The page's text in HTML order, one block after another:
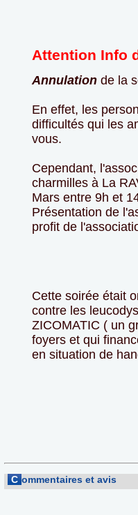
Attention Info
Annulation de la
En effet, les
difficultés qui les
vous.
Cependant,
charmilles à La
Mars entre 9h et
Présentation de
profit de
Cette soirée était
contre les
ZICOMATIC ( un
foyers et qui
en situation de
C ommentaires et avis